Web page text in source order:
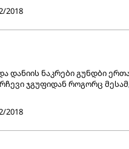
2018
დანიის ნაკრები გუნდბი
ჯგუფიდან როგორც
2018